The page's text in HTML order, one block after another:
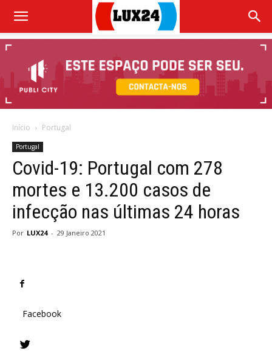
Início Portugal
Portugal
Covid-19: Portugal com 278
mortes e 13.200 casos de
infecção nas últimas 24 horas
Por LUX24 - 29 Janeiro 2021
Facebook